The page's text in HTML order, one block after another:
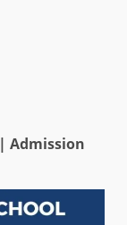
Admission